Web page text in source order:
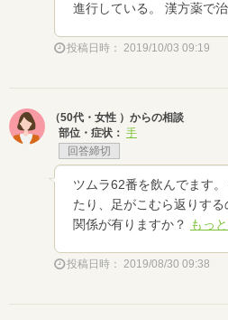
進行している。 漢方薬で
投稿日時： 2019/10/03 09:19
（50代・女性 ）からの相談
部位・症状： 手
回答締切
ツムラ62番を飲んでます
たり、足がこむら返りす
関係が有りますか？ もっ
投稿日時： 2019/08/30 09:38